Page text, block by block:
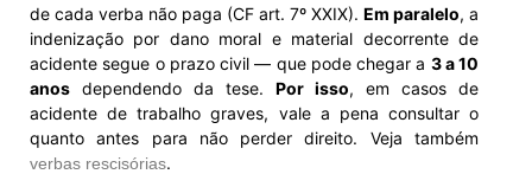
de cada verba não paga (CF art. 7º XXIX). Em paralelo, a
indenização por dano moral e material decorrente de
acidente segue o prazo civil — que pode chegar a 3 a 10
anos dependendo da tese. Por isso, em casos de
acidente de trabalho graves, vale a pena consultar o
quanto antes para não perder direito. Veja também
verbas rescisórias.